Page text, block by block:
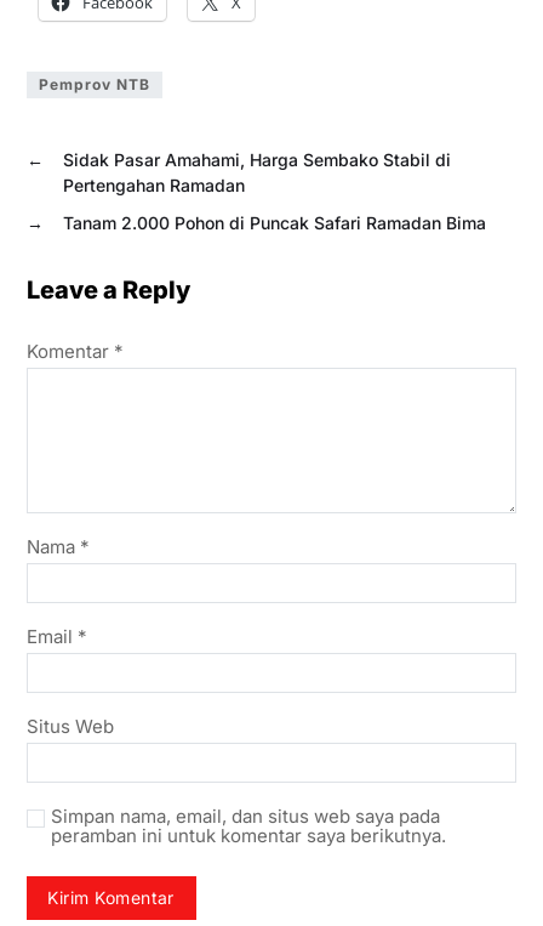
Pemprov NTB
←
Sidak Pasar Amahami, Harga Sembako Stabil di
Pertengahan Ramadan
→
Tanam 2.000 Pohon di Puncak Safari Ramadan Bima
Leave a Reply
Komentar *
Nama *
Email *
Situs Web
Simpan nama, email, dan situs web saya pada
peramban ini untuk komentar saya berikutnya.